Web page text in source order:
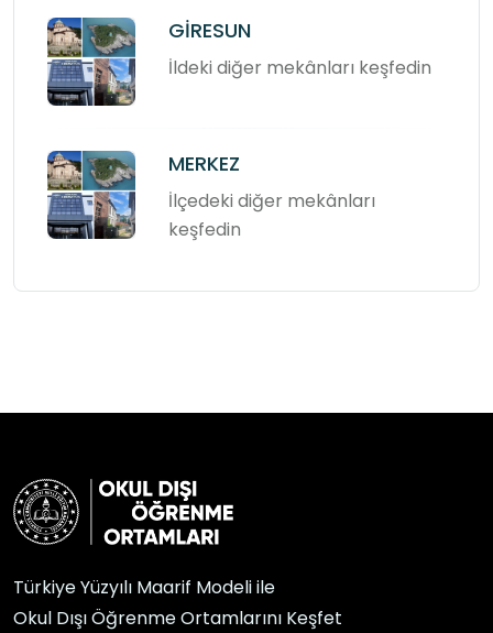
GİRESUN
İldeki diğer mekânları keşfedin
MERKEZ
İlçedeki diğer mekânları
keşfedin
Türkiye Yüzyılı Maarif Modeli ile
Okul Dışı Öğrenme Ortamlarını Keşfet